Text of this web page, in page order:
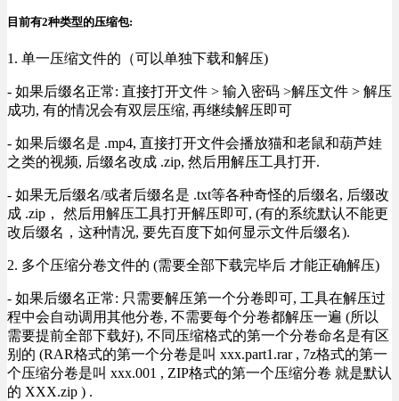
目前有2种类型的压缩包:
1. 单一压缩文件的（可以单独下载和解压)
- 如果后缀名正常: 直接打开文件 > 输入密码 >解压文件 > 解压
成功, 有的情况会有双层压缩, 再继续解压即可
- 如果后缀名是 .mp4, 直接打开文件会播放猫和老鼠和葫芦娃
之类的视频, 后缀名改成 .zip, 然后用解压工具打开.
- 如果无后缀名/或者后缀名是 .txt等各种奇怪的后缀名, 后缀改
成 .zip， 然后用解压工具打开解压即可, (有的系统默认不能更
改后缀名，这种情况, 要先百度下如何显示文件后缀名).
2. 多个压缩分卷文件的 (需要全部下载完毕后 才能正确解压)
- 如果后缀名正常: 只需要解压第一个分卷即可, 工具在解压过
程中会自动调用其他分卷, 不需要每个分卷都解压一遍 (所以
需要提前全部下载好), 不同压缩格式的第一个分卷命名是有区
别的 (RAR格式的第一个分卷是叫 xxx.part1.rar , 7z格式的第一
个压缩分卷是叫 xxx.001 , ZIP格式的第一个压缩分卷 就是默认
的 XXX.zip ) .